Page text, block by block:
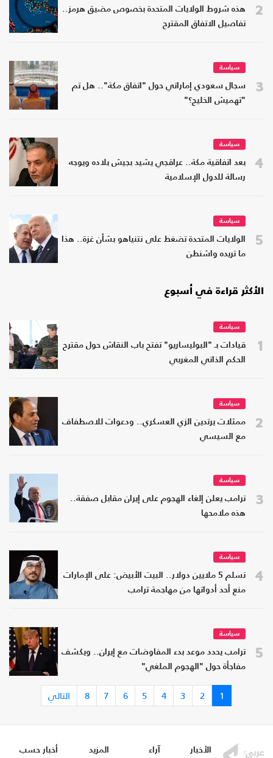
2
هذه شروط الولايات المتحدة بخصوص مضيق هرمز..
تفاصيل الاتفاق المقترح
3
سياسة
سجال سعودي إماراتي حول "اتفاق مكة".. هل تم
"تهميش الخليج؟"
4
سياسة
بعد اتفاقية مكة.. عراقجي يشيد بجيش بلاده ويوجه
رسالة للدول الإسلامية
5
سياسة
الولايات المتحدة تضغط على نتنياهو بشأن غزة.. هذا
ما تريده واشنطن
الأكثر قراءة في أسبوع
1
سياسة
قيادات بـ "البوليساريو" تفتح باب النقاش حول مقترح
الحكم الذاتي المغربي
2
سياسة
ممثلات يرتدين الزي العسكري.. ودعوات للاصطفاف
مع السيسي
3
سياسة
ترامب يعلن إلغاء الهجوم على إيران مقابل صفقة..
هذه ملامحها
4
سياسة
تسلم 5 ملايين دولار.. البيت الأبيض: على الإمارات
منع أحد أدواتها من مهاجمة ترامب
5
سياسة
ترامب يحدد موعد بدء المفاوضات مع إيران.. ويكشف
مفاجأة حول "الهجوم الملغي"
1
2
3
4
5
6
7
8 التالي
الأخبار آراء المزيد أخبار حسب